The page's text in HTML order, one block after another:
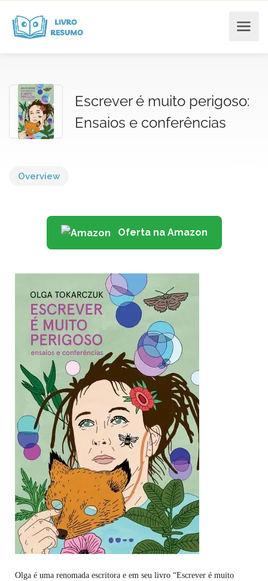
Escrever é muito perigoso:
Ensaios e conferências
Overview
Oferta na Amazon
Olga é uma renomada escritora e em seu livro “Escrever é muito